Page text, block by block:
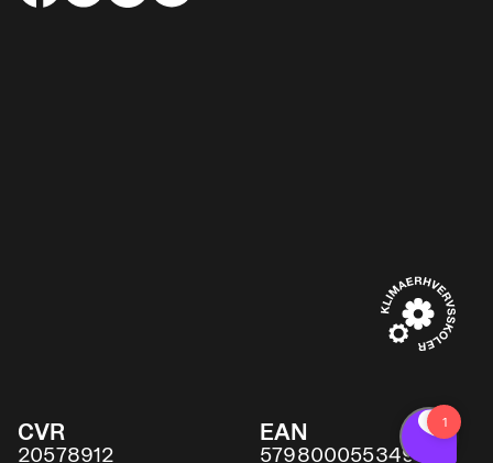
CVR
20578912
EAN
5798000553491